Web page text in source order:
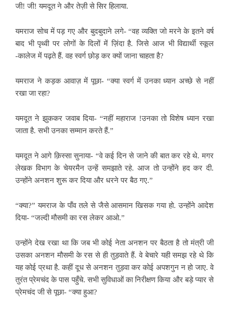
जी! जी! यमदूत ने और तेज़ी से सिर हिलाया.
यमराज सोच में पड़ गए औरबुदबुदाने लगे- “वह व्यक्ति जो मरने के इतने वर्ष
बाद भी पृथ्वी पर लोगों के दिलों में ज़िंदा है. जिसे आज भी विद्यार्थी स्कूल
-कालेज में पढ़ते हैं. वह स्वर्ग छोड़ कर क्यों जाना चाहता है?
यमराज ने कड़क आवाज़में पूछा- “क्या स्वर्ग में उनका ध्यान अच्छे से नहीं
रखा जा रहा?
यमदूत ने झुककर जवाबदिया- “नहीं महाराज !उनका तो विशेष ध्यान रखा
जाता है. सभी उनका सम्मान करते हैं.”
यमदूत ने आगे क़िस्सा सुनाया- “वे कई दिन से जाने की बात कर रहे थे. मगर
लेखक विभाग के चेयरमैन उन्हें समझाते रहे. आज तो उन्होंने हद कर दी.
उन्होंने अनशन शुरू करदिया और धरने पर बैठ गए.”
“क्या?” यमराज के पाँव तले सेजैसे आसमान खिसक गया हो. उन्होंने आदेश
दिया- “जल्दी मौसमी का रस लेकर आओ.”
उन्होंने देख रखा था कि जब भी कोई नेता अनशन पर बैठता है तो मंत्री जी
उसका अनशन मौसमी के रस से ही तुड़वाते हैं. वे बेचारे यही समझ रहे थे कि
यह कोई प्रथा है. कहीं दूध से अनशन तुड़वा कर कोई अपशगुन न हो जाए. वे
तुरंत प्रेमचंद के पास पहुँचे. सभी सुविधाओं का निरीक्षण किया और बड़े प्यार से
प्रेमचंद जी से पूछा- “क्या हुआ?